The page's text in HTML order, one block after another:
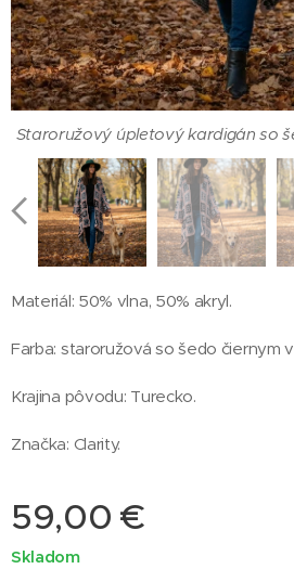
Staroružový úpletový kardigán so
- zadná strana
Materiál: 50% vlna, 50% akryl.
Farba: staroružová so šedo čiernym
Krajina pôvodu: Turecko.
Značka: Clarity.
59,00 €
Skladom